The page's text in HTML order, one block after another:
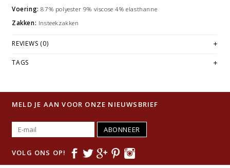
Voering: 87% polyester 9% viscose 4% elasthanne
Zakken: Insteekzakken
REVIEWS (0)
TAGS
MELD JE AAN VOOR ONZE NIEUWSBRIEF
ABONNEER
VOLG ONS OP!